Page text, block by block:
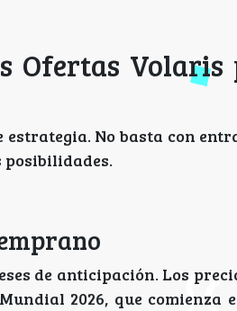
Ofertas
estrategia. No basta con
posibilidades.
de anticipación. Los
2026, que comienza